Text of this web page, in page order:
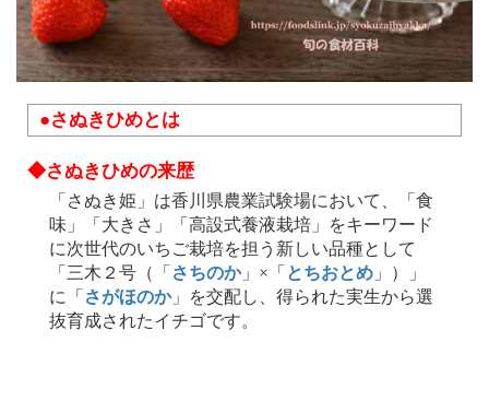
●さぬきひめとは
◆さぬきひめの来歴
「さぬき姫」は香川県農業試験場において、「食
味」「大きさ」「高設式養液栽培」をキーワード
に次世代のいちご栽培を担う新しい品種として
「三木２号（「 さちのか」×「 とちおとめ 」）」
に「 さがほのか」を交配し、得られた実生から選
抜育成されたイチゴです。